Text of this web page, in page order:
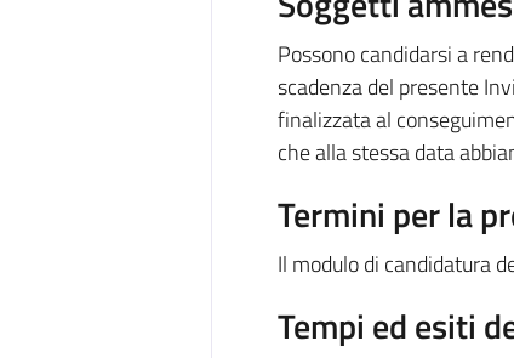
Possono candidarsi a
scadenza del presente
finalizzata al
che alla stessa data
Termini per la
Il modulo di candidatura
Tempi ed esiti